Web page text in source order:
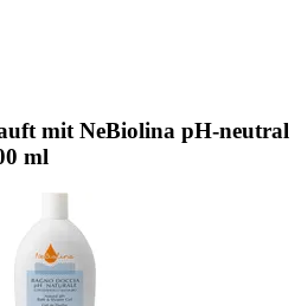
mit NeBiolina pH-neutral
ml